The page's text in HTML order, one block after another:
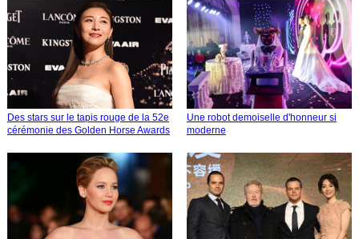
Des stars sur le tapis rouge de la 52e
cérémonie des Golden Horse Awards
Une robot demoiselle d'honneur si
moderne